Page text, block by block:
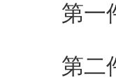
第一件
第二件